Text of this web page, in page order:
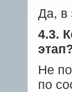
Да, в
4.3.
Не
по